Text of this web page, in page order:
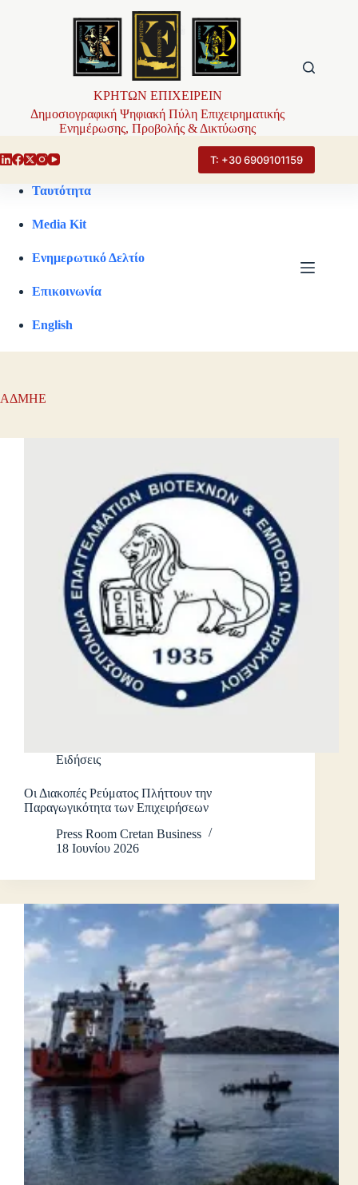
ΚΡΗΤΩΝ ΕΠΙΧΕΙΡΕΙΝ
Δημοσιογραφική Ψηφιακή Πύλη Επιχειρηματικής
Ενημέρωσης, Προβολής & Δικτύωσης
Τ: +30 6909101159
Ταυτότητα
Media Kit
Ενημερωτικό Δελτίο
Επικοινωνία
English
ΑΔΜΗΕ
Ειδήσεις
Οι Διακοπές Ρεύματος Πλήττουν την
Παραγωγικότητα των Επιχειρήσεων
Press Room Cretan Business
18 Ιουνίου 2026